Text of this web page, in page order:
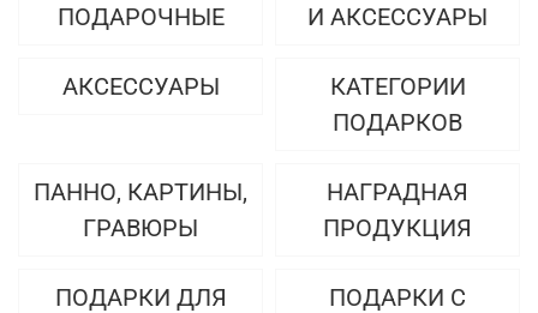
ПОДАРОЧНЫЕ
И АКСЕССУАРЫ
АКСЕССУАРЫ
КАТЕГОРИИ
ПОДАРКОВ
ПАННО, КАРТИНЫ,
ГРАВЮРЫ
НАГРАДНАЯ
ПРОДУКЦИЯ
ПОДАРКИ ДЛЯ
ПОДАРКИ С